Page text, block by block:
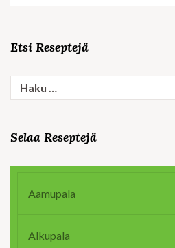
Etsi Reseptejä
Selaa Reseptejä
Aamupala
Alkupala